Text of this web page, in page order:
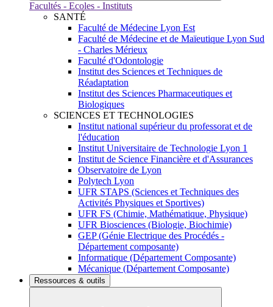
Facultés - Ecoles - Instituts
SANTÉ
Faculté de Médecine Lyon Est
Faculté de Médecine et de Maïeutique Lyon Sud
- Charles Mérieux
Faculté d'Odontologie
Institut des Sciences et Techniques de
Réadaptation
Institut des Sciences Pharmaceutiques et
Biologiques
SCIENCES ET TECHNOLOGIES
Institut national supérieur du professorat et de
l'éducation
Institut Universitaire de Technologie Lyon 1
Institut de Science Financière et d'Assurances
Observatoire de Lyon
Polytech Lyon
UFR STAPS (Sciences et Techniques des
Activités Physiques et Sportives)
UFR FS (Chimie, Mathématique, Physique)
UFR Biosciences (Biologie, Biochimie)
GEP (Génie Electrique des Procédés -
Département composante)
Informatique (Département Composante)
Mécanique (Département Composante)
Ressources & outils